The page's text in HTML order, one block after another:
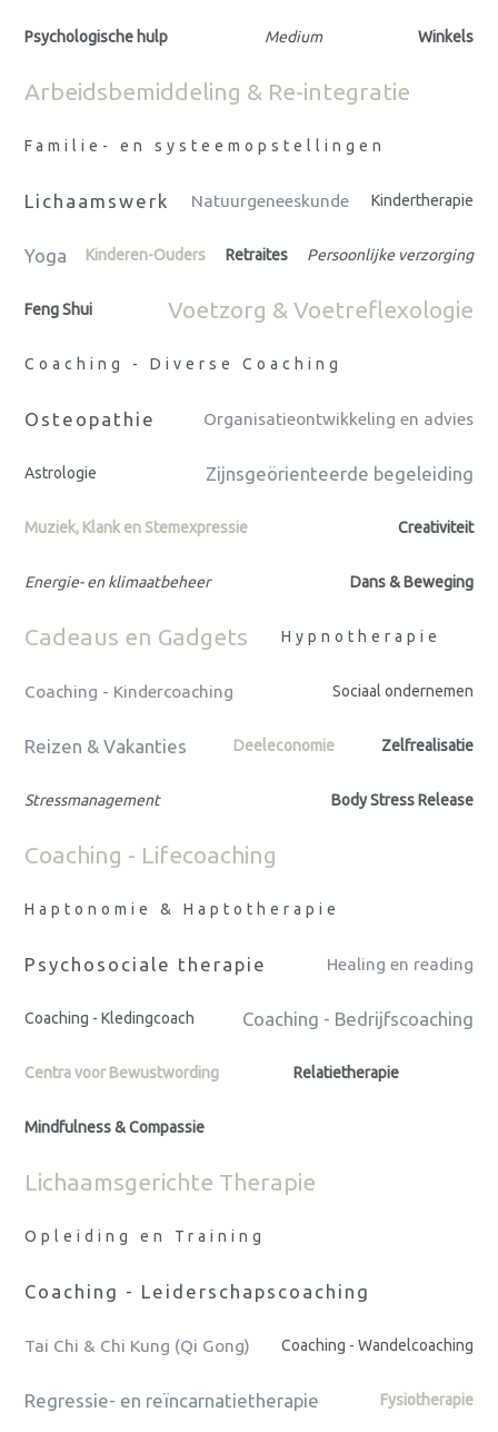
Psychologische hulp Medium Winkels
Arbeidsbemiddeling & Re-integratie
Familie- en systeemopstellingen
Lichaamswerk Natuurgeneeskunde Kindertherapie
Yoga Kinderen-Ouders Retraites Persoonlijke verzorging
Feng Shui Voetzorg & Voetreflexologie
Coaching - Diverse Coaching
Osteopathie Organisatieontwikkeling en advies
Astrologie Zijnsgeörienteerde begeleiding
Muziek, Klank en Stemexpressie Creativiteit
Energie- en klimaatbeheer Dans & Beweging
Cadeaus en Gadgets Hypnotherapie
Coaching - Kindercoaching Sociaal ondernemen
Reizen & Vakanties Deeleconomie Zelfrealisatie
Stressmanagement Body Stress Release
Coaching - Lifecoaching
Haptonomie & Haptotherapie
Psychosociale therapie Healing en reading
Coaching - Kledingcoach Coaching - Bedrijfscoaching
Centra voor Bewustwording Relatietherapie
Mindfulness & Compassie
Lichaamsgerichte Therapie
Opleiding en Training
Coaching - Leiderschapscoaching
Tai Chi & Chi Kung (Qi Gong) Coaching - Wandelcoaching
Regressie- en reïncarnatietherapie Fysiotherapie